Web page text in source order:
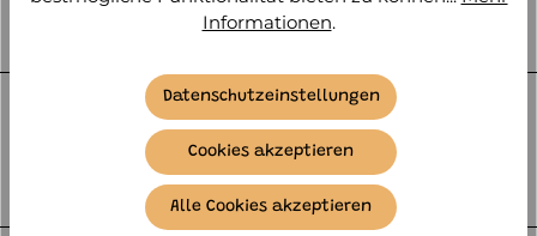
Ahoi ihr Seeräuber! Dieses detailreich gestaltete
Piratenschiff aus robustem Holz lässt mit seinen vielen
authentischen Deta…mehr
HERSTELLER
Informationen.
Datenschutzeinstellungen
Cookies akzeptieren
Alle Cookies akzeptieren